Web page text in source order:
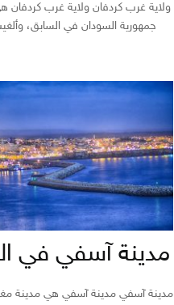
ولاية غرب كردفان ولاية غرب كردفان
جمهورية السودان في السابق،
مدينة آسفي في
مدينة آسفي مدينة آسفي هي مدينة